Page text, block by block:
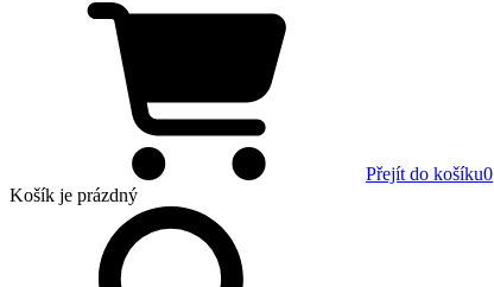
Přejít do košíku0
Košík je prázdný